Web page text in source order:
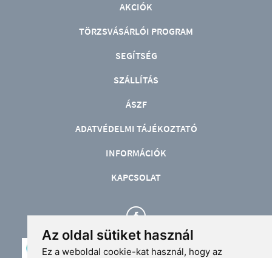
Az oldal sütiket használ
Ez a weboldal cookie-kat használ, hogy az
AKCIÓK
TÖRZSVÁSÁRLÓI PROGRAM
SEGÍTSÉG
SZÁLLÍTÁS
ÁSZF
ADATVÉDELMI TÁJÉKOZTATÓ
INFORMÁCIÓK
KAPCSOLAT